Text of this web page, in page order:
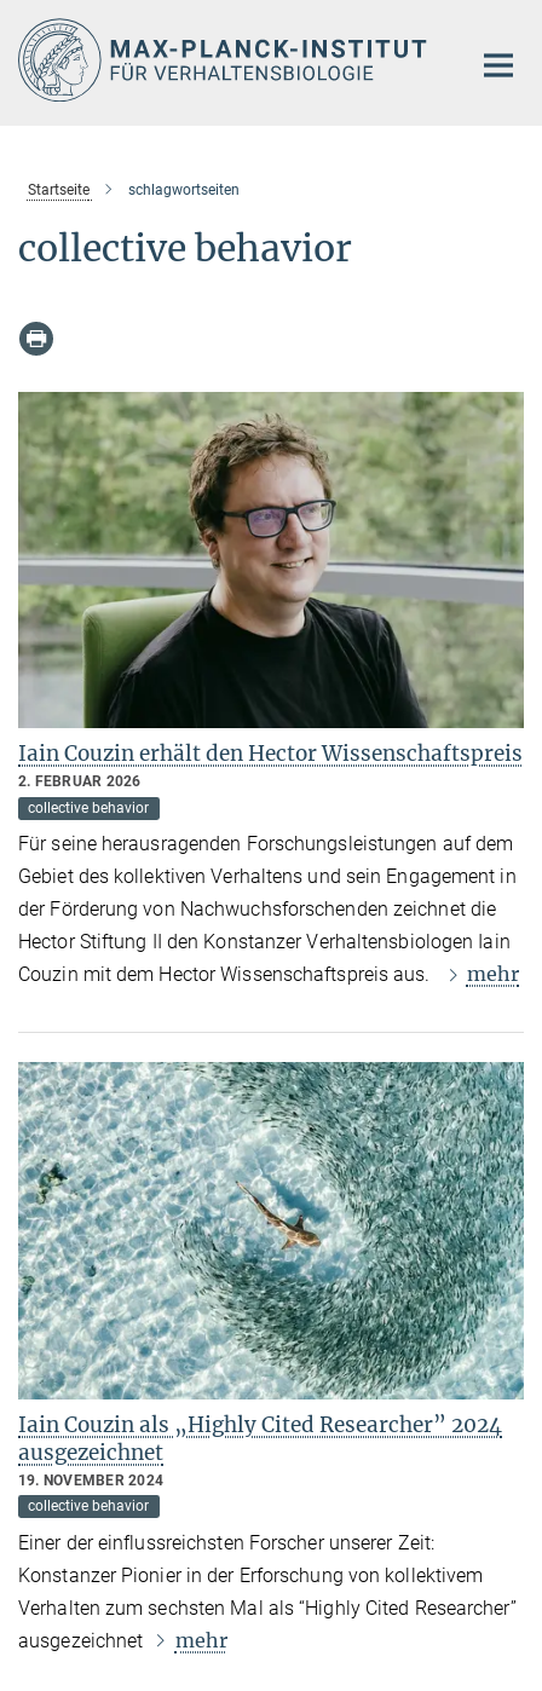
Hauptinhalt
Startseite schlagwortseiten
collective behavior
Iain Couzin erhält den Hector Wissenschaftspreis
2. FEBRUAR 2026
collective behavior
Für seine herausragenden Forschungsleistungen auf dem
Gebiet des kollektiven Verhaltens und sein Engagement in
der Förderung von Nachwuchsforschenden zeichnet die
Hector Stiftung II den Konstanzer Verhaltensbiologen Iain
Couzin mit dem Hector Wissenschaftspreis aus.
mehr
Iain Couzin als „Highly Cited Researcher” 2024
ausgezeichnet
19. NOVEMBER 2024
collective behavior
Einer der einflussreichsten Forscher unserer Zeit:
Konstanzer Pionier in der Erforschung von kollektivem
Verhalten zum sechsten Mal als “Highly Cited Researcher”
ausgezeichnet
mehr